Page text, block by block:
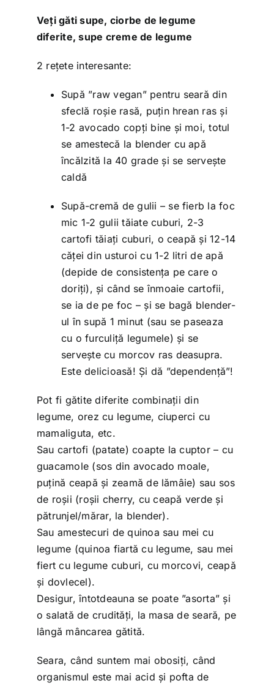
Veți găti supe, ciorbe de legume
diferite, supe creme de legume
2 rețete interesante:
Supă ”raw vegan” pentru seară din
sfeclă roșie rasă, puțin hrean ras și
1-2 avocado copți bine și moi, totul
se amestecă la blender cu apă
încălzită la 40 grade și se servește
caldă
Supă-cremă de gulii – se fierb la foc
mic 1-2 gulii tăiate cuburi, 2-3
cartofi tăiați cuburi, o ceapă și 12-14
căței din usturoi cu 1-2 litri de apă
(depide de consistența pe care o
doriți), și când se înmoaie cartofii,
se ia de pe foc – și se bagă blender-
ul în supă 1 minut (sau se paseaza
cu o furculiță legumele) și se
servește cu morcov ras deasupra.
Este delicioasă! Și dă ”dependență”!
Pot fi gătite diferite combinații din
legume, orez cu legume, ciuperci cu
mamaliguta, etc.
Sau cartofi (patate) coapte la cuptor – cu
guacamole (sos din avocado moale,
puțină ceapă și zeamă de lămâie) sau sos
de roșii (roșii cherry, cu ceapă verde și
pătrunjel/mărar, la blender).
Sau amestecuri de quinoa sau mei cu
legume (quinoa fiartă cu legume, sau mei
fiert cu legume cuburi, cu morcovi, ceapă
și dovlecel).
Desigur, întotdeauna se poate ”asorta” și
o salată de crudități, la masa de seară, pe
lângă mâncarea gătită.
Seara, când suntem mai obosiți, când
organismul este mai acid și pofta de